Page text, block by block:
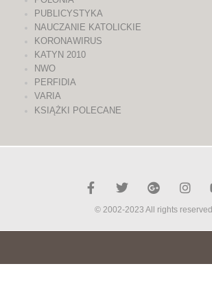
PUBLICYSTYKA
NAUCZANIE KATOLICKIE
KORONAWIRUS
KATYN 2010
NWO
PERFIDIA
VARIA
KSIĄŻKI POLECANE
© 2002-2023 All rights reserved